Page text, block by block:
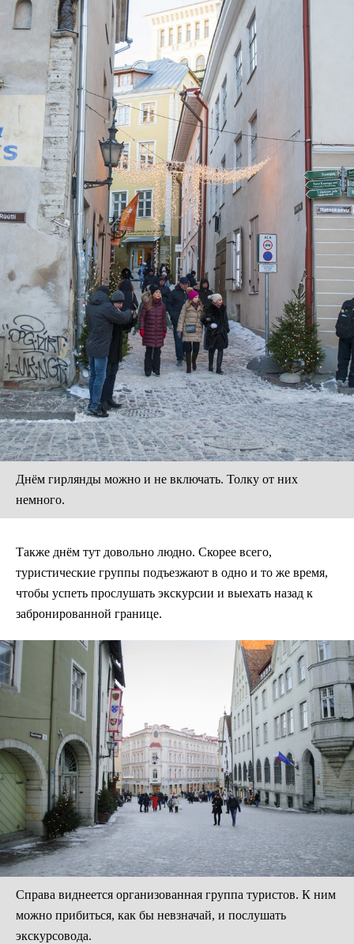
Днём гирлянды можно и не включать. Толку от них
немного.
Также днём тут довольно людно. Скорее всего,
туристические группы подъезжают в одно и то же время,
чтобы успеть прослушать экскурсии и выехать назад к
забронированной границе.
Справа виднеется организованная группа туристов. К ним
можно прибиться, как бы невзначай, и послушать
экскурсовода.